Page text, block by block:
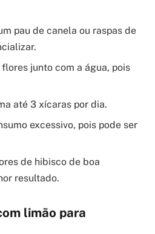
pau de canela ou raspas de
junto com a água, pois
até 3 xícaras por dia.
excessivo, pois pode ser
de hibisco de boa
resultado.
limão para